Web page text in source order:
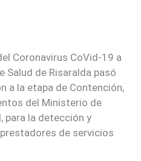
Coronavirus CoVid-19 a
Salud de Risaralda pasó
a la etapa de Contención,
del Ministerio de
para la detección y
de servicios